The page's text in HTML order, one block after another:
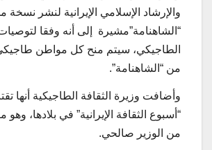
والإرشاد الإسلامي الإيرانية لنشر نسخة
“الشاهنامة”مشيرة إلى أنه وفقا
الطاجيكي، سيتم منح كل مواطن
من “الشاهنامة”.
وأضافت وزيرة الثقافة الطاجيكية أنها
“أسبوع الثقافة الإيرانية” في بلادها، وهو
من الوزير صالحي.